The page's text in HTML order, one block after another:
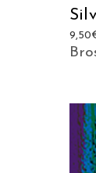
9,50